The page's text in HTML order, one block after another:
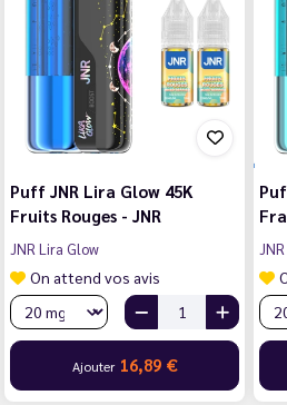
Puff JNR Lira Glow 45K
Fruits Rouges - JNR
JNR Lira Glow
On attend vos avis
Ajouter 16,89 €